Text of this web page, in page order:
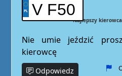
V F50
Najlepszy
Nie umie jeździć
kierowcę
Odpowiedz